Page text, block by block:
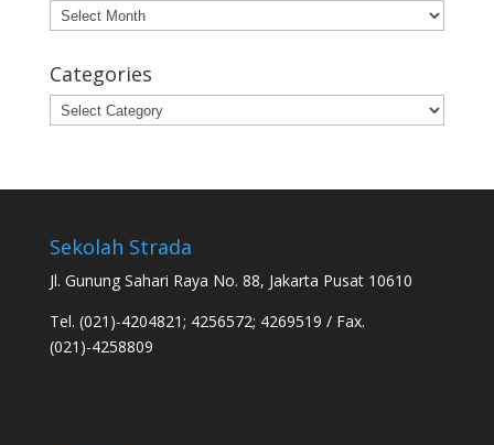
Archives
Categories
Categories
Sekolah Strada
Jl. Gunung Sahari Raya No. 88, Jakarta Pusat 10610
Tel. (021)-4204821; 4256572; 4269519 / Fax.
(021)-4258809